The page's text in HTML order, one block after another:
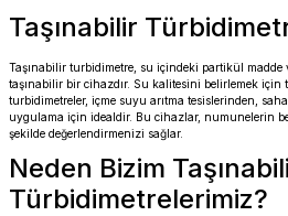
Taşınabilir
Taşınabilir turbidimetre, su içindeki partikül madde
taşınabilir bir cihazdır. Su kalitesini belirlemek için
turbidimetreler, içme suyu arıtma tesislerinden,
uygulama için idealdir. Bu cihazlar, numunelerin
şekilde değerlendirmenizi sağlar.
Neden Bizim
Türbidimetrelerimiz?